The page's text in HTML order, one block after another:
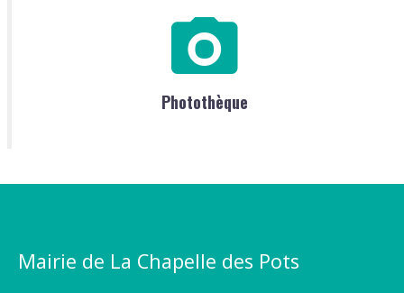
Photothèque
Mairie de La Chapelle des Pots